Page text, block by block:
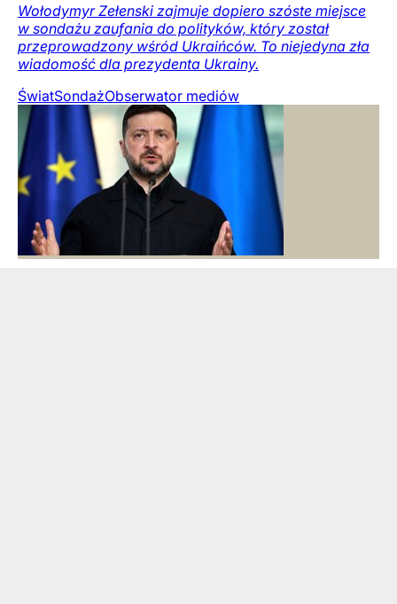
Wołodymyr Zełenski zajmuje dopiero szóste miejsce
w sondażu zaufania do polityków, który został
przeprowadzony wśród Ukraińców. To niejedyna zła
wiadomość dla prezydenta Ukrainy.
ŚwiatSondażObserwator mediów